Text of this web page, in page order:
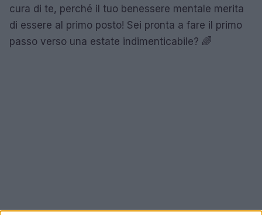
cura di te, perché il tuo benessere mentale merita
di essere al primo posto! Sei pronta a fare il primo
passo verso una estate indimenticabile? 🌈